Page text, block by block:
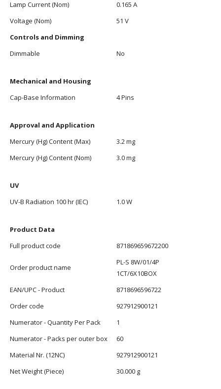
Lamp Current (Nom)
0.165 A
Voltage (Nom)
51 V
Controls and Dimming
Dimmable
No
Mechanical and Housing
Cap-Base Information
4 Pins
Approval and Application
Mercury (Hg) Content (Max)
3.2 mg
Mercury (Hg) Content (Nom)
3.0 mg
UV
UV-B Radiation 100 hr (IEC)
1.0 W
Product Data
Full product code
871869659672200
Order product name
PL-S 8W/01/4P
1CT/6X10BOX
EAN/UPC - Product
8718696596722
Order code
927912900121
Numerator - Quantity Per Pack
1
Numerator - Packs per outer box
60
Material Nr. (12NC)
927912900121
Net Weight (Piece)
30.000 g